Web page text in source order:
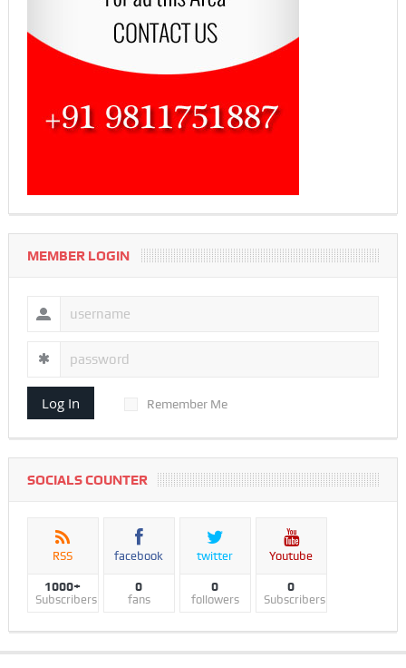
MEMBER LOGIN
Log In Remember Me
SOCIALS COUNTER
RSS
1000+
Subscribers
facebook
0
fans
twitter
0
followers
Youtube
0
Subscribers